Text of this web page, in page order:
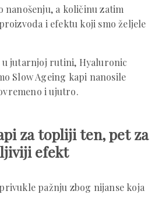
nanošenju, a količinu zatim
i efektu koji smo željele
jutarnjoj rutini, Hyaluronic
Slow Ageing kapi nanosile
i ujutro.
za topliji ten, pet za
efekt
pažnju zbog nijanse koja